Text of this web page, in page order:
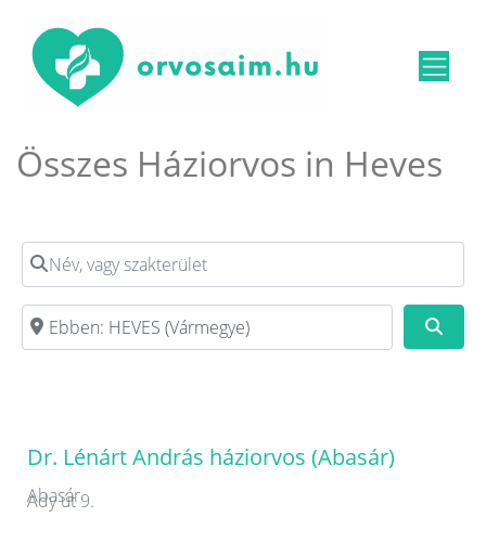
Összes Háziorvos in Heves
Név, vagy szakterület
Irányítószám, vagy város
Dr. Lénárt András háziorvos (Abasár)
Abasár
Ady út 9.